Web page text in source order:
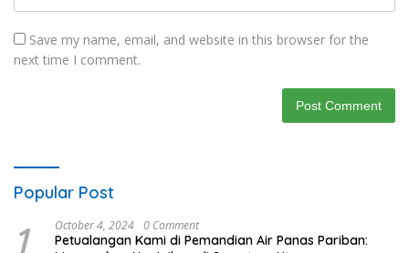
Save my name, email, and website in this browser for the
next time I comment.
Popular Post
1 October 4, 2024 0 Comment
Petualangan Kami di Pemandian Air Panas Pariban: